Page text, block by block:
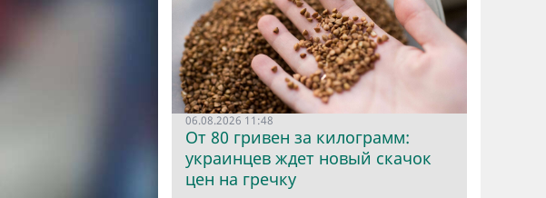
06.08.2026 11:48
От 80 гривен за килограмм:
украинцев ждет новый скачок
цен на гречку